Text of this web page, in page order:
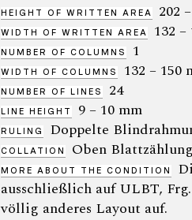
HEIGHT OF WRITTEN AREA 202
WIDTH OF WRITTEN AREA 132
NUMBER OF COLUMNS 1
WIDTH OF COLUMNS 132 – 150
NUMBER OF LINES 24
LINE HEIGHT 9 – 10 mm
RULING Doppelte
COLLATION Oben
MORE ABOUT THE CONDITION
ausschließlich auf ULBT,
völlig anderes Layout auf.